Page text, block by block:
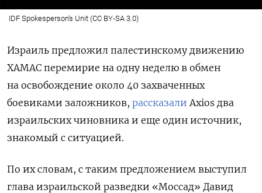
IDF Spokesperson's Unit (CC BY-SA 3.0)
Израиль предложил палестинскому движению
ХАМАС перемирие на одну неделю в обмен
на освобождение около 40 захваченных
боевиками заложников, рассказали Axios два
израильских чиновника и еще один источник,
знакомый с ситуацией.
По их словам, с таким предложением выступил
глава израильской разведки «Моссад» Давид